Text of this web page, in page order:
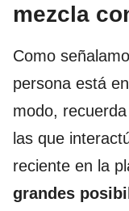
mezcla
Como
persona está
modo,
las que
reciente en la
grandes